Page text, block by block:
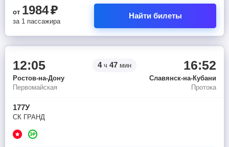
от 1984₽
за 1 пассажира
Найти билеты
12:05 4ч 47 мин 16:52
Ростов-на-Дону
Славянск-на-Кубани
Первомайская
Протока
177У
СК ГРАНД